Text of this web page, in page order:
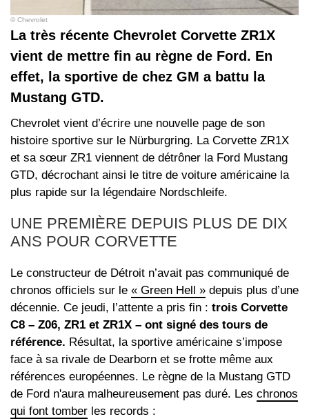
© Chevrolet
La très récente Chevrolet Corvette ZR1X
vient de mettre fin au règne de Ford. En
effet, la sportive de chez GM a battu la
Mustang GTD.
Chevrolet vient d’écrire une nouvelle page de son
histoire sportive sur le Nürburgring. La Corvette ZR1X
et sa sœur ZR1 viennent de détrôner la Ford Mustang
GTD, décrochant ainsi le titre de voiture américaine la
plus rapide sur la légendaire Nordschleife.
UNE PREMIÈRE DEPUIS PLUS DE DIX
ANS POUR CORVETTE
Le constructeur de Détroit n’avait pas communiqué de
chronos officiels sur le « Green Hell » depuis plus d’une
décennie. Ce jeudi, l’attente a pris fin : trois Corvette
C8 – Z06, ZR1 et ZR1X – ont signé des tours de
référence. Résultat, la sportive américaine s’impose
face à sa rivale de Dearborn et se frotte même aux
références européennes. Le règne de la Mustang GTD
de Ford n'aura malheureusement pas duré. Les chronos
qui font tomber les records :